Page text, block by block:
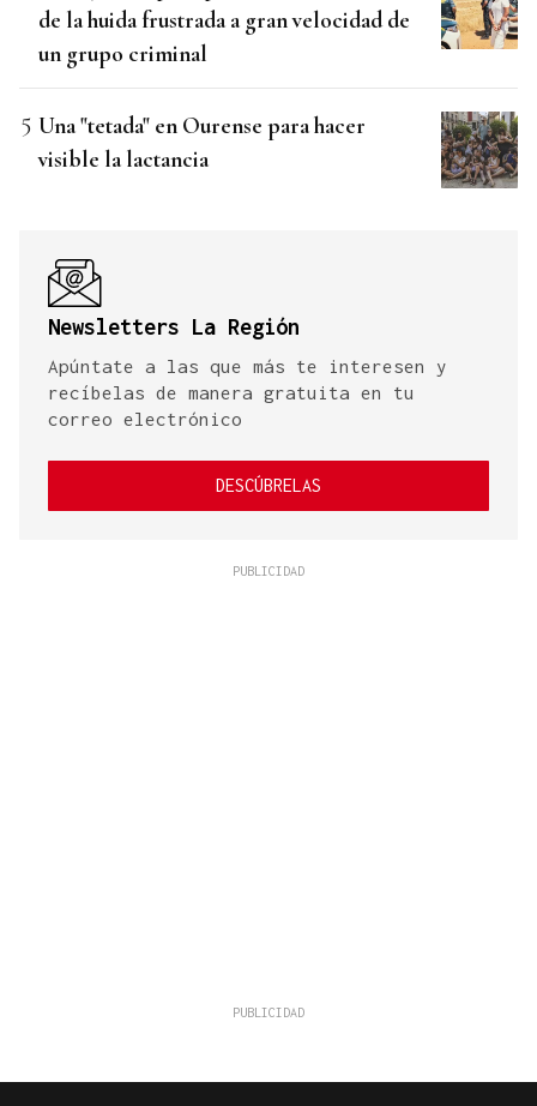
de la huida frustrada a gran velocidad de
un grupo criminal
Una "tetada" en Ourense para hacer
visible la lactancia
Newsletters La Región
Apúntate a las que más te interesen y
recíbelas de manera gratuita en tu
correo electrónico
DESCÚBRELAS